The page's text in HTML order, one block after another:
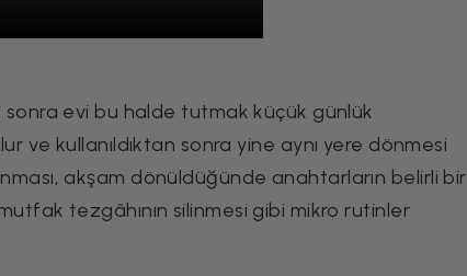
sonra evi bu halde tutmak küçük günlük
ve kullanıldıktan sonra yine aynı yere dönmesi
akşam dönüldüğünde anahtarların belirli bir
tezgâhının silinmesi gibi mikro rutinler